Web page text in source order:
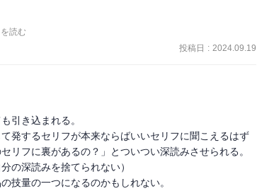
まった。というのも怪しいなーって、そういう誘導か
けてしまった。
読む
投稿日 : 2024.09.19
引き込まれる。
発するセリフが本来ならばいいセリフに聞こえるはず
リフに裏があるの？」とついつい深読みさせられる。
の深読みを捨てられない）
技量の一つになるのかもしれない。